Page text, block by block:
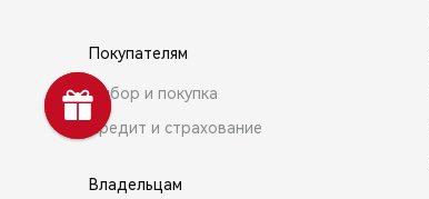
Покупателям
Выбор и покупка
Кредит и страхование
Владельцам